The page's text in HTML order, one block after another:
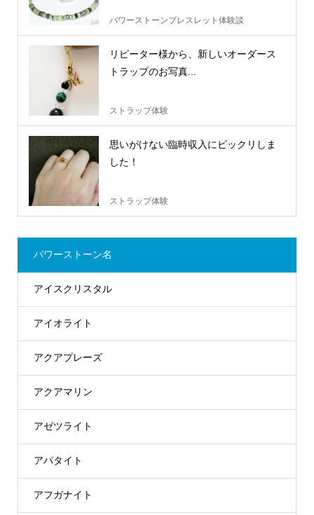
パワーストーンブレスレット体験談
リピーター様から、新しいオーダース
トラップのお写真...
ストラップ体験
思いがけない臨時収入にビックリしま
した！
ストラップ体験
パワーストーン名
アイスクリスタル
アイオライト
アクアプレーズ
アクアマリン
アゼツライト
アパタイト
アフガナイト